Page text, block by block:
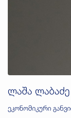
ლაშა ლაბაძე
ეკონომიკური